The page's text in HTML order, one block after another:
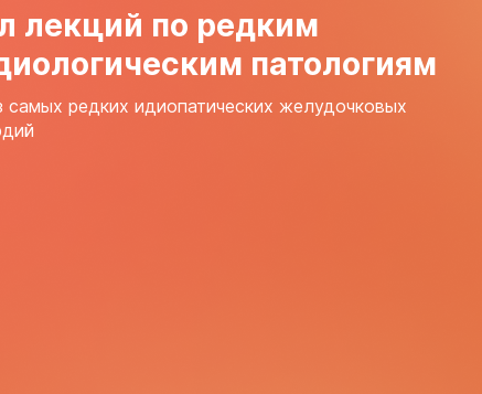
лекций по редким
патологиям
самых редких идиопатических желудочковых